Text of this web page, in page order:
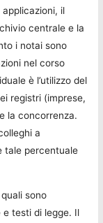
applicazioni, il
centrale e la
i notai sono
nel corso
è l’utilizzo del
registri (imprese,
la concorrenza.
a
tale percentuale
sono
e testi di legge. Il